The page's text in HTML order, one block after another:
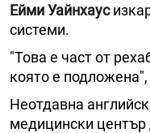
Ейми Уайнхаус
системи.
"Това е част от
която е
Неотдавна
медицински център